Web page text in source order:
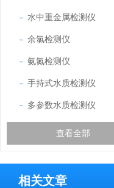
水中重金属检测仪
余氯检测仪
氨氮检测仪
手持式水质检测仪
多参数水质检测仪
查看全部
相关文章